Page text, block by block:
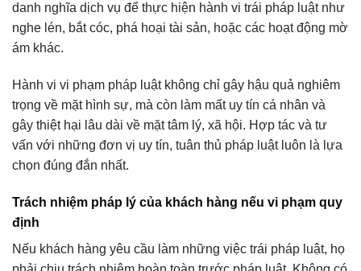
danh nghĩa dịch vụ để thực hiện hành vi trái pháp luật như
nghe lén, bắt cóc, phá hoại tài sản, hoặc các hoạt động mờ
ám khác.
Hành vi vi phạm pháp luật không chỉ gây hậu quả nghiêm
trọng về mặt hình sự, mà còn làm mất uy tín cá nhân và
gây thiệt hại lâu dài về mặt tâm lý, xã hội. Hợp tác và tư
vấn với những đơn vị uy tín, tuân thủ pháp luật luôn là lựa
chọn đúng đắn nhất.
Trách nhiệm pháp lý của khách hàng nếu vi phạm quy
định
Nếu khách hàng yêu cầu làm những việc trái pháp luật, họ